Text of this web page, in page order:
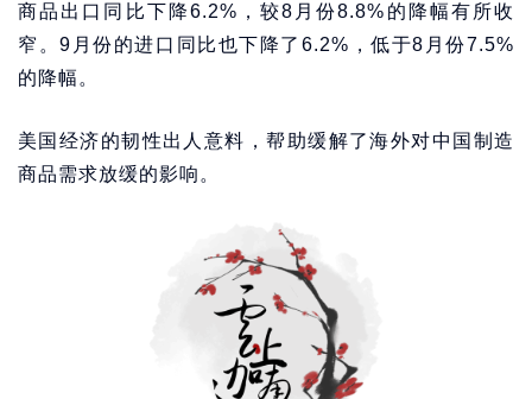
商品出口同比下降6.2%，较8月份8.8%的降幅有所收
窄。9月份的进口同比也下降了6.2%，低于8月份7.5%
的降幅。
美国经济的韧性出人意料，帮助缓解了海外对中国制造
商品需求放缓的影响。